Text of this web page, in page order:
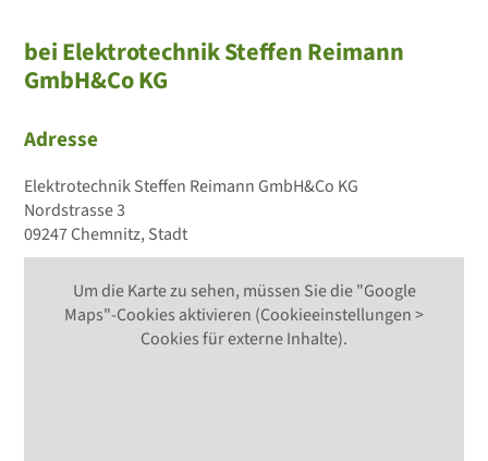
bei Elektrotechnik Steffen Reimann
GmbH&Co KG
Adresse
Elektrotechnik Steffen Reimann GmbH&Co KG
Nordstrasse 3
09247 Chemnitz, Stadt
Um die Karte zu sehen, müssen Sie die "Google
Maps"-Cookies aktivieren (Cookieeinstellungen >
Cookies für externe Inhalte).